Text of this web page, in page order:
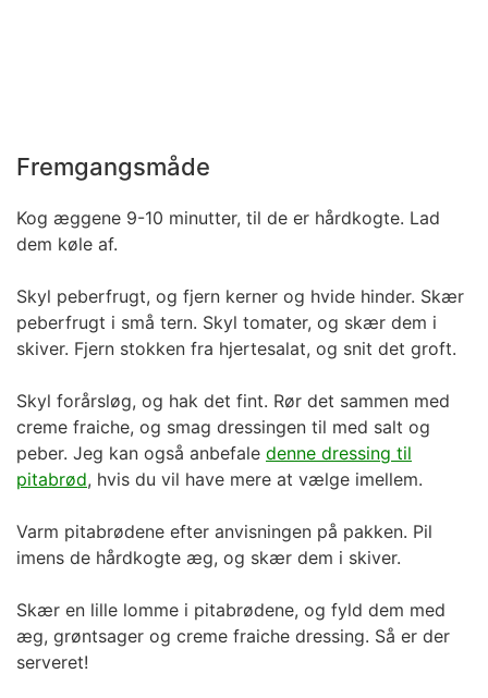
Fremgangsmåde
Kog æggene 9-10 minutter, til de er hårdkogte. Lad
dem køle af.
Skyl peberfrugt, og fjern kerner og hvide hinder. Skær
peberfrugt i små tern. Skyl tomater, og skær dem i
skiver. Fjern stokken fra hjertesalat, og snit det groft.
Skyl forårsløg, og hak det fint. Rør det sammen med
creme fraiche, og smag dressingen til med salt og
peber. Jeg kan også anbefale denne dressing til
pitabrød, hvis du vil have mere at vælge imellem.
Varm pitabrødene efter anvisningen på pakken. Pil
imens de hårdkogte æg, og skær dem i skiver.
Skær en lille lomme i pitabrødene, og fyld dem med
æg, grøntsager og creme fraiche dressing. Så er der
serveret!